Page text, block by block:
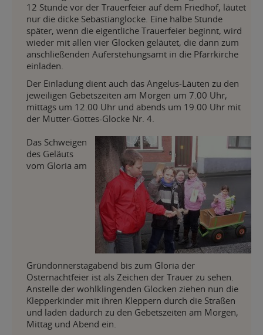
12 Stunde vor der Trauerfeier auf dem Friedhof, läutet
nur die dicke Sebastianglocke. Eine halbe Stunde
später, wenn die eigentliche Trauerfeier beginnt, wird
wieder mit allen vier Glocken geläutet, die dann zum
anschließenden Auferstehungsamt in die Pfarrkirche
einladen.
Der Einladung dient auch das Angelus-Läuten zu den
jeweiligen Gebetszeiten am Morgen um 7.00 Uhr,
mittags um 12.00 Uhr und abends um 19.00 Uhr mit
der Mutter-Gottes-Glocke Nr. 4.
Das Schweigen
des Geläuts
vom Gloria am
Gründonnerstagabend bis zum Gloria der
Osternachtfeier ist als Zeichen der Trauer zu sehen.
Anstelle der wohlklingenden Glocken ziehen nun die
Klepperkinder mit ihren Kleppern durch die Straßen
und laden dadurch zu den Gebetszeiten am Morgen,
Mittag und Abend ein.